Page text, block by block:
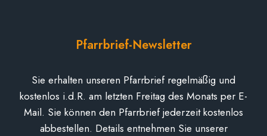
Pfarrbrief-Newsletter
Sie erhalten unseren Pfarrbrief regelmäßig und
kostenlos i.d.R. am letzten Freitag des Monats per E-
Mail. Sie können den Pfarrbrief jederzeit kostenlos
abbestellen. Details entnehmen Sie unserer